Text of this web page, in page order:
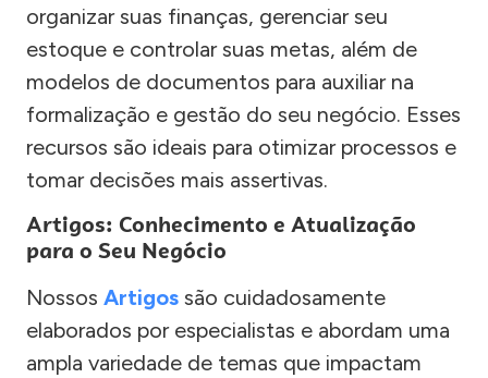
organizar suas finanças, gerenciar seu
estoque e controlar suas metas, além de
modelos de documentos para auxiliar na
formalização e gestão do seu negócio. Esses
recursos são ideais para otimizar processos e
tomar decisões mais assertivas.
Artigos: Conhecimento e Atualização
para o Seu Negócio
Nossos Artigos são cuidadosamente
elaborados por especialistas e abordam uma
ampla variedade de temas que impactam